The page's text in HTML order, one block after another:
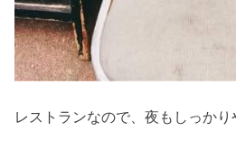
レストランなので、夜もしっかり